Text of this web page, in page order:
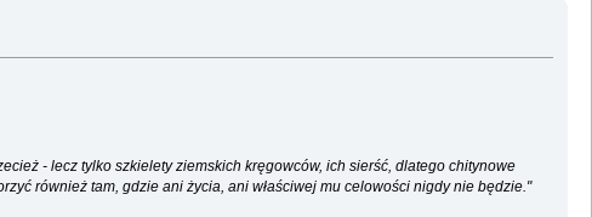
- lecz tylko szkielety ziemskich kręgowców, ich sierść, dlatego chitynowe
również tam, gdzie ani życia, ani właściwej mu celowości nigdy nie będzie."